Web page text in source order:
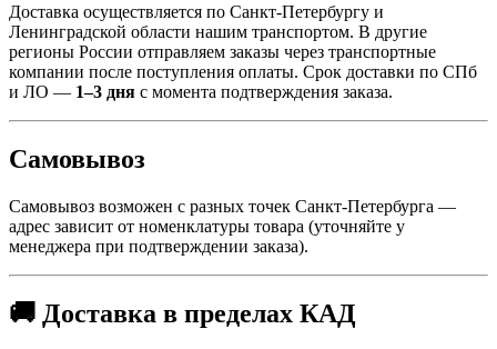
Доставка осуществляется по Санкт-Петербургу и
Ленинградской области нашим транспортом. В другие
регионы России отправляем заказы через транспортные
компании после поступления оплаты. Срок доставки по СПб
и ЛО — 1–3 дня с момента подтверждения заказа.
Самовывоз
Самовывоз возможен с разных точек Санкт-Петербурга —
адрес зависит от номенклатуры товара (уточняйте у
менеджера при подтверждении заказа).
🚚 Доставка в пределах КАД